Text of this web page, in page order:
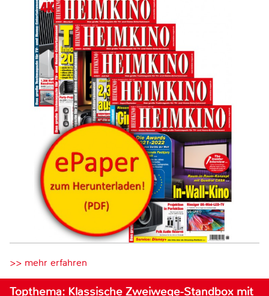
>> mehr erfahren
Topthema: Klassische Zweiwege-Standbox mit